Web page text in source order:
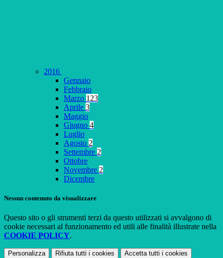
2016
Gennaio
Febbraio
Marzo 123
Aprile 3
Maggio
Giugno 4
Luglio
Agosto 2
Settembre 2
Ottobre
Novembre 2
Dicembre
Nessun contenuto da visualizzare
Questo sito o gli strumenti terzi da questo utilizzati si avvalgono di
cookie necessari al funzionamento ed utili alle finalità illustrate nella
COOKIE POLICY.
Personalizza Rifiuta tutti i cookies Accetta tutti i cookies